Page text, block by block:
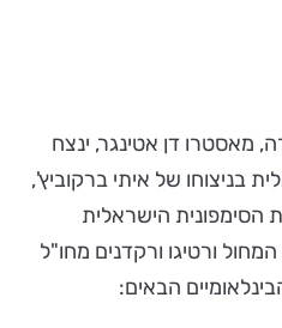
מאסטרו דן אטינגר, ינצח
בניצוחו של איתי ברקוביץ',
הישראלית
ורטיגו ורקדנים מחו"ל
הבאים: